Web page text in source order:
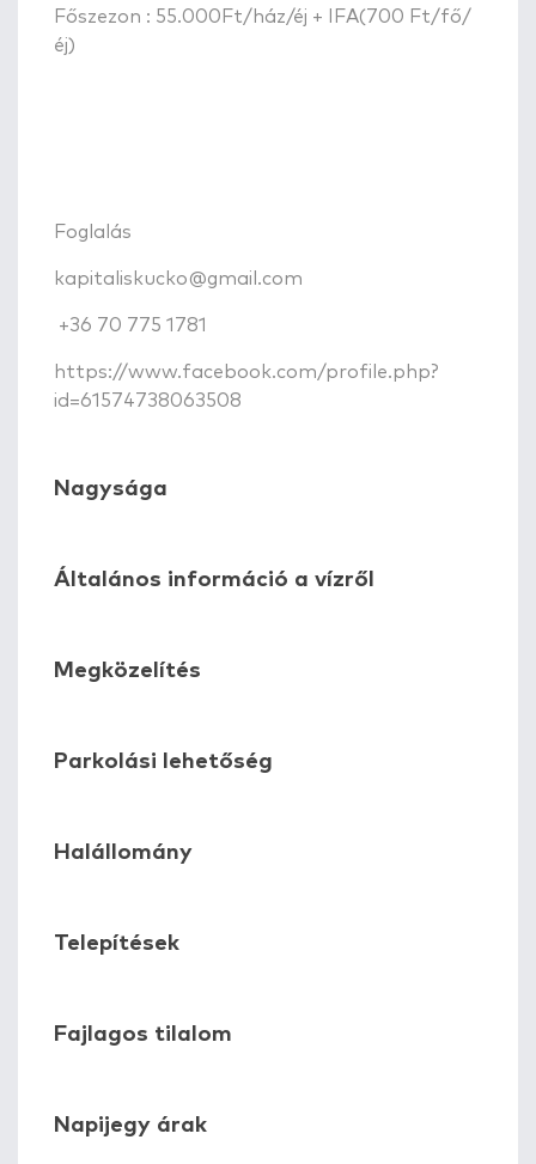
Főszezon : 55.000Ft/ház/éj + IFA(700 Ft/fő/
éj)
Foglalás
kapitaliskucko@gmail.com
+36 70 775 1781
https://www.facebook.com/profile.php?
id=61574738063508
Nagysága
Általános információ a vízről
Megközelítés
Parkolási lehetőség
Halállomány
Telepítések
Fajlagos tilalom
Napijegy árak